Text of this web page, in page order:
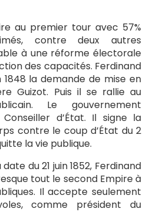
au premier tour avec 57%
contre deux autres
à une réforme électorale
des capacités. Ferdinand
la demande de mise en
Guizot. Puis il se rallie au
Le gouvernement
d’État. Il signe la
contre le coup d’État du 2
la vie publique.
du 21 juin 1852, Ferdinand
tout le second Empire à
Il accepte seulement
comme président du